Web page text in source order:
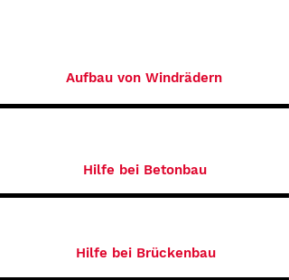
Aufbau von Windrädern
Hilfe bei Betonbau
Hilfe bei Brückenbau